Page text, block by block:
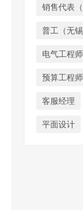
销售代表（
普工（无锡
电气工程师
预算工程师
客服经理
平面设计